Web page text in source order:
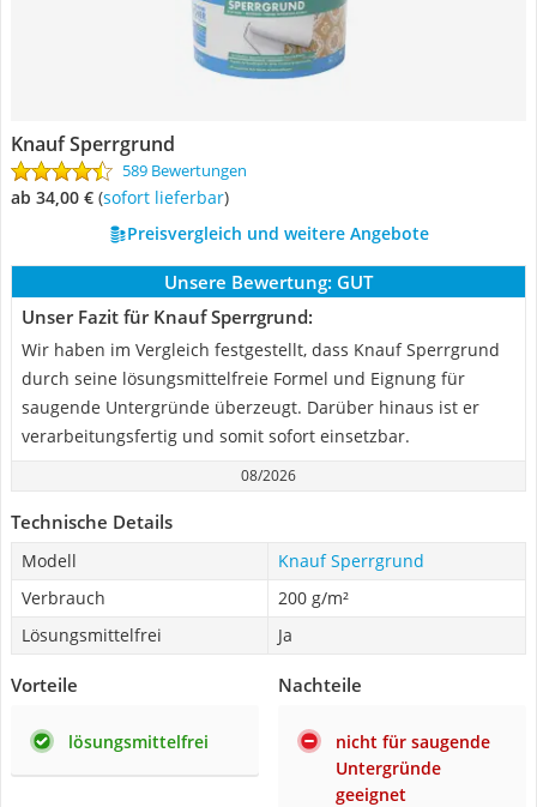
Knauf Sperrgrund
589 Bewertungen
ab 34,00 € ( Sofort lieferbar)
Preisvergleich und weitere Angebote
Unsere Bewertung: GUT
Unser Fazit für Knauf Sperrgrund:
Wir haben im Vergleich festgestellt, dass Knauf Sperrgrund
durch seine lösungsmittelfreie Formel und Eignung für
saugende Untergründe überzeugt. Darüber hinaus ist er
verarbeitungsfertig und somit sofort einsetzbar.
08/2026
Technische Details
Modell
Knauf Sperrgrund
Verbrauch
200 g/m²
Lösungsmittelfrei
Ja
Vorteile
lösungsmittelfrei
Nachteile
nicht für saugende
Untergründe
geeignet